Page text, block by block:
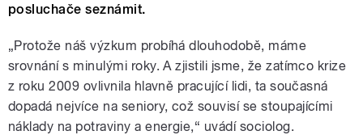
posluchače seznámit.
„Protože náš výzkum probíhá dlouhodobě, máme
srovnání s minulými roky. A zjistili jsme, že zatímco krize
z roku 2009 ovlivnila hlavně pracující lidi, ta současná
dopadá nejvíce na seniory, což souvisí se stoupajícími
náklady na potraviny a energie,“ uvádí sociolog.